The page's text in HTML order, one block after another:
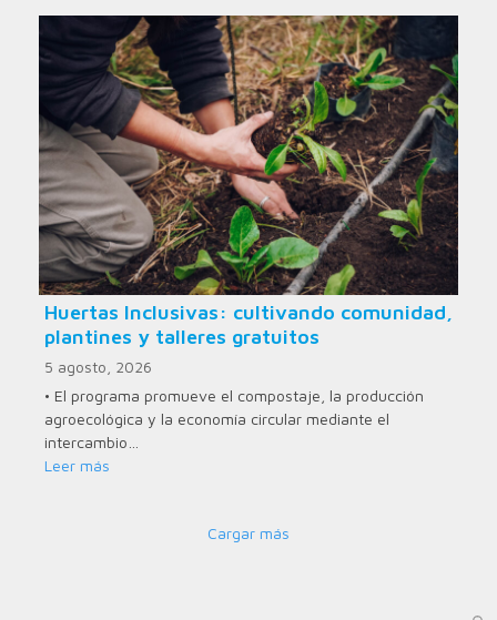
Huertas Inclusivas: cultivando comunidad,
plantines y talleres gratuitos
5 agosto, 2026
• El programa promueve el compostaje, la producción
agroecológica y la economía circular mediante el
intercambio…
Leer más
Cargar más